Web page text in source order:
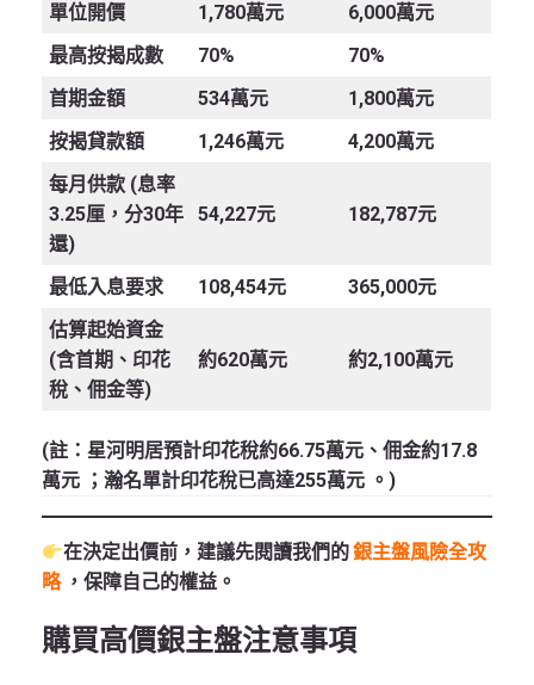
單位開價 1,780萬元
6,000萬元
最高按揭成數
70%
70%
首期金額
534萬元
1,800萬元
按揭貸款額
1,246萬元
4,200萬元
每月供款 (息率
3.25厘，分30年
還)
54,227元 182,787元
最低入息要求 108,454元
365,000元
估算起始資金
(含首期、印花
稅、佣金等)
約620萬元 約2,100萬元
(註：星河明居預計印花稅約66.75萬元、佣金約17.8
萬元 ；瀚名單計印花稅已高達255萬元 。)
在決定出價前，建議先閱讀我們的銀主盤風險全攻
略 ，保障自己的權益。
購買高價銀主盤注意事項